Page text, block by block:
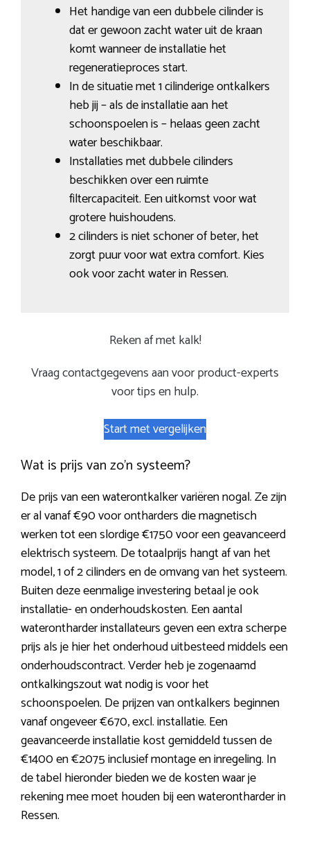
Het handige van een dubbele cilinder is
dat er gewoon zacht water uit de kraan
komt wanneer de installatie het
regeneratieproces start.
In de situatie met 1 cilinderige ontkalkers
heb jij – als de installatie aan het
schoonspoelen is – helaas geen zacht
water beschikbaar.
Installaties met dubbele cilinders
beschikken over een ruimte
filtercapaciteit. Een uitkomst voor wat
grotere huishoudens.
2 cilinders is niet schoner of beter, het
zorgt puur voor wat extra comfort. Kies
ook voor zacht water in Ressen.
Reken af met kalk!
Vraag contactgegevens aan voor product-experts
voor tips en hulp.
Start met vergelijken
Wat is prijs van zo’n systeem?
De prijs van een waterontkalker variëren nogal. Ze zijn
er al vanaf €90 voor ontharders die magnetisch
werken tot een slordige €1750 voor een geavanceerd
elektrisch systeem. De totaalprijs hangt af van het
model, 1 of 2 cilinders en de omvang van het systeem.
Buiten deze eenmalige investering betaal je ook
installatie- en onderhoudskosten. Een aantal
waterontharder installateurs geven een extra scherpe
prijs als je hier het onderhoud uitbesteed middels een
onderhoudscontract. Verder heb je zogenaamd
ontkalkingszout wat nodig is voor het
schoonspoelen. De prijzen van ontkalkers beginnen
vanaf ongeveer €670, excl. installatie. Een
geavanceerde installatie kost gemiddeld tussen de
€1400 en €2075 inclusief montage en inregeling. In
de tabel hieronder bieden we de kosten waar je
rekening mee moet houden bij een waterontharder in
Ressen.